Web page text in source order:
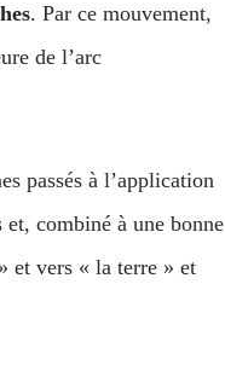
. Par ce mouvement,
de l’arc
passés à l’application
combiné à une bonne
et vers « la terre » et